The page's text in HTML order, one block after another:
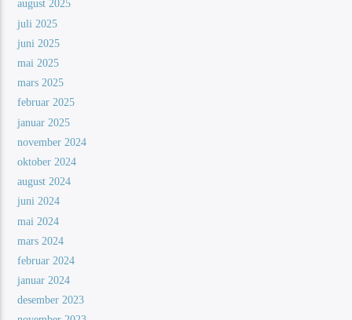
august 2025
juli 2025
juni 2025
mai 2025
mars 2025
februar 2025
januar 2025
november 2024
oktober 2024
august 2024
juni 2024
mai 2024
mars 2024
februar 2024
januar 2024
desember 2023